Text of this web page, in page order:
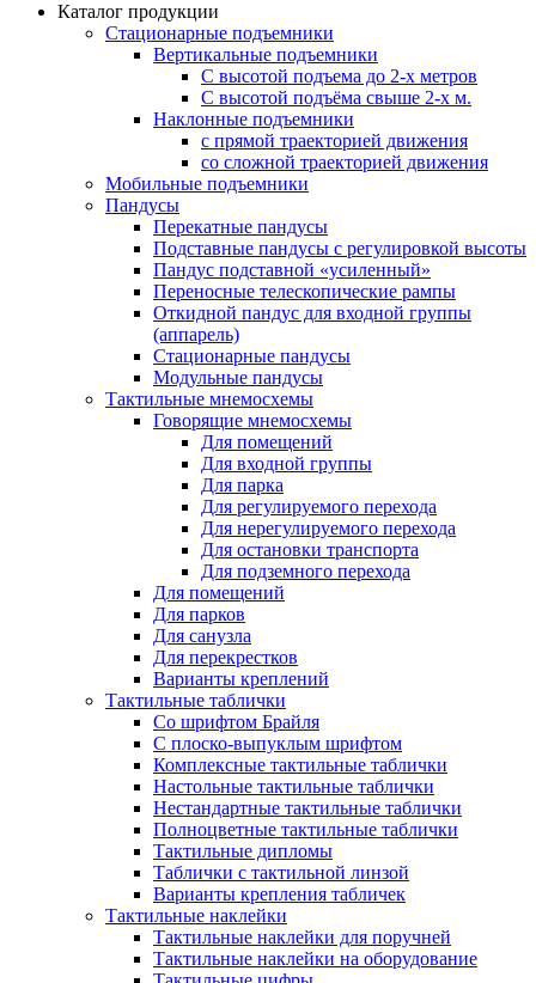
Каталог продукции
Стационарные подъемники
Вертикальные подъемники
С высотой подъема до 2-х метров
С высотой подъёма свыше 2-х м.
Наклонные подъемники
с прямой траекторией движения
со сложной траекторией движения
Мобильные подъемники
Пандусы
Перекатные пандусы
Подставные пандусы с регулировкой выcоты
Пандус подставной «усиленный»
Переносные телескопические рампы
Откидной пандус для входной группы
(аппарель)
Стационарные пандусы
Модульные пандусы
Тактильные мнемосхемы
Говорящие мнемосхемы
Для помещений
Для входной группы
Для парка
Для регулируемого перехода
Для нерегулируемого перехода
Для остановки транспорта
Для подземного перехода
Для помещений
Для парков
Для санузла
Для перекрестков
Варианты креплений
Тактильные таблички
Со шрифтом Брайля
С плоско-выпуклым шрифтом
Комплексные тактильные таблички
Настольные тактильные таблички
Нестандартные тактильные таблички
Полноцветные тактильные таблички
Тактильные дипломы
Таблички с тактильной линзой
Варианты крепления табличек
Тактильные наклейки
Тактильные наклейки для поручней
Тактильные наклейки на оборудование